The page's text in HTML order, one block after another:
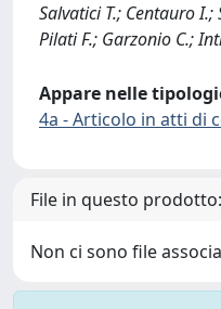
Salvatici T.; Centauro I.;
Pilati F.; Garzonio C.;
Appare nelle
4a - Articolo in atti di
File in questo prodotto:
Non ci sono file